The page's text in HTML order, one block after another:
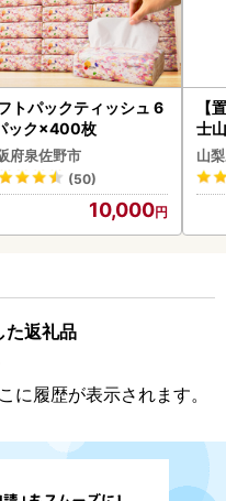
トパックティッシュ 6
ック×400枚
府泉佐野市
(50)
10,000
【
士
180
山
た返礼品
に履歴が表示されます。